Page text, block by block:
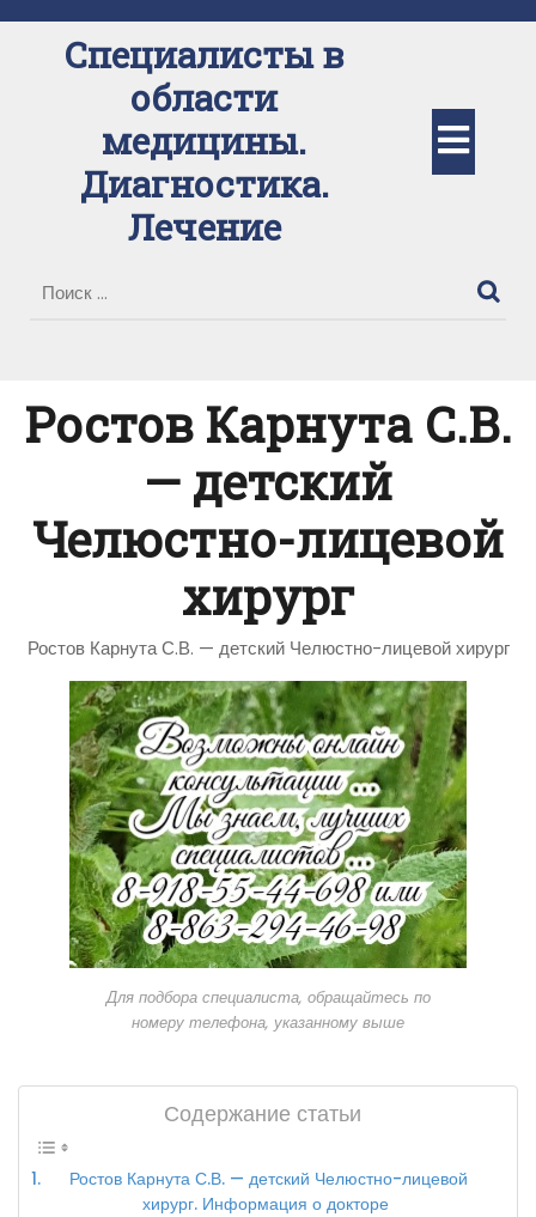
содержимомуСпециалисты в
области
медицины.
Диагностика.
Лечение
Ростов Карнута С.В.
— детский
Челюстно-лицевой
хирург
Ростов Карнута С.В. — детский Челюстно-лицевой хирург
Для подбора специалиста, обращайтесь по
номеру телефона, указанному выше
Содержание статьи
Ростов Карнута С.В. — детский Челюстно-лицевой
хирург. Информация о докторе